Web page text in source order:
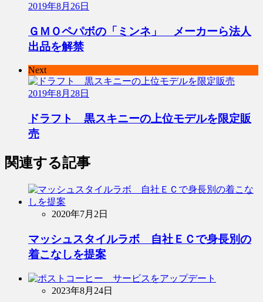
2019年8月26日
ＧＭＯペパボの「ミンネ」 メーカーら法人
出品を解禁
Next
2019年8月28日
ドラフト 黒スキニーの上位モデルを限定販
売
関連する記事
2020年7月2日
マッシュスタイルラボ 自社ＥＣで身長別の
着こなしを提案
2023年8月24日